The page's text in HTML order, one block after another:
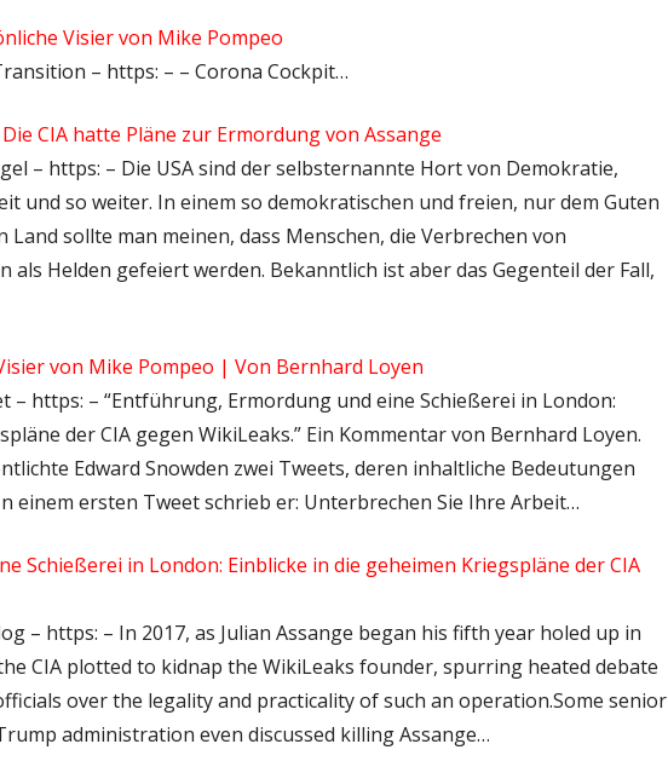
Visier von Mike Pompeo
– https: – – Corona Cockpit…
CIA hatte Pläne zur Ermordung von Assange
– https: – Die USA sind der selbsternannte Hort von Demokratie,
und so weiter. In einem so demokratischen und freien, nur dem Guten
sollte man meinen, dass Menschen, die Verbrechen von
als Helden gefeiert werden. Bekanntlich ist aber das Gegenteil der Fall,
von Mike Pompeo | Von Bernhard Loyen
– https: – “Entführung, Ermordung und eine Schießerei in London:
der CIA gegen WikiLeaks.” Ein Kommentar von Bernhard Loyen.
Edward Snowden zwei Tweets, deren inhaltliche Bedeutungen
einem ersten Tweet schrieb er: Unterbrechen Sie Ihre Arbeit…
Schießerei in London: Einblicke in die geheimen Kriegspläne der CIA
– https: – In 2017, as Julian Assange began his fifth year holed up in
CIA plotted to kidnap the WikiLeaks founder, spurring heated debate
over the legality and practicality of such an operation.Some senior
administration even discussed killing Assange…